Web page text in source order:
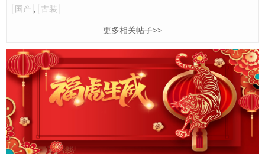
国产 古装
更多相关帖子>>